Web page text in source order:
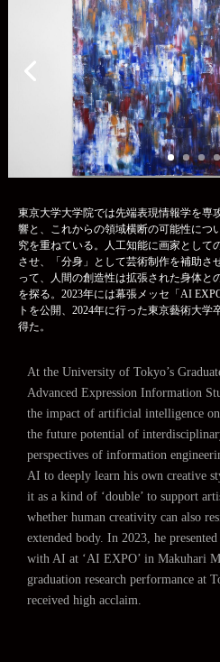
東京大学大学院では先端表現情報学を専
響と、これからの領域横断の可能性につ
究を重ねている。人工知能に画家として
させ、「分身」として芸術制作を補助さ
って、人間の創造性は拡張された身体と
を探る。2023年には幕張メッセ「AI
トを公開、2024年に行った東京藝術大
得た。
At the University of Tokyo’s
Advanced Expression Information
the impact of artificial intelligence
the future potential of
perspectives of information
AI to deeply learn his own creative
it as a kind of ‘double’ to support
whether human creativity can also
extended body. In 2023, he
with AI at ‘AI EXPO’ in Makuhari
graduation research performance at
received high acclaim.